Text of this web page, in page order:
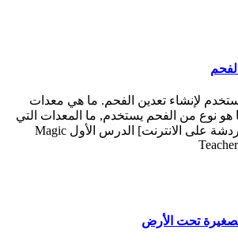
لإنشاء تعدين الفحم. ما هي معدات
هو نوع من الفحم يستخدم, ما المعدات التي
سيتم استخدامها . [الدردشة على الانترنت] الدرس الأول Magic
تحت الأرض